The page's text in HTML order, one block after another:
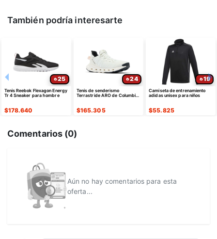
También podría interesarte
25
Tenis Reebok Flexagon Energy
Tr 4 Sneaker para hombre
$178.640
24
Tenis de senderismo
Terrastride ARO de Columbia
$165.305
19
Camiseta de entrenamiento
adidas unisex para niños
$55.825
Comentarios (0)
Aún no hay comentarios para esta
oferta...